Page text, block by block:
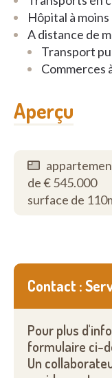
Hôpital à moins
A distance de
Transport
Commerces
Aperçu
de € 545.000
surface de
Contact :
Pour plus
formulaire ci-
Un